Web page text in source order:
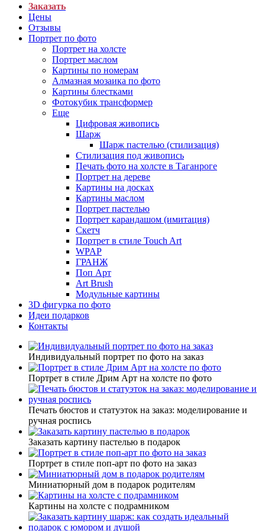
Заказать
Цены
Отзывы
Портрет по фото
Портрет на холсте
Портрет маслом
Картины по номерам
Алмазная мозаика по фото
Картины блестками
Фотокубик трансформер
Еще
Цифровая живопись
Шарж
Шарж пастелью (стилизация)
Стилизация под живопись
Печать фото на холсте в Таганроге
Портрет на дереве
Картины на досках
Картины маслом
Портрет пастелью
Портрет карандашом (имитация)
Скетч
Портрет в стиле Touch Art
WPAP
ГРАНЖ
Поп Арт
Art Brush
Модульные картины
3D фигурка по фото
Идеи подарков
Контакты
Индивидуальный портрет по фото на заказ
Портрет в стиле Дрим Арт на холсте по фото
Печать бюстов и статуэток на заказ: моделирование и
ручная роспись
Заказать картину пастелью в подарок
Портрет в стиле поп-арт по фото на заказ
Миниатюрный дом в подарок родителям
Картины на холсте с подрамником